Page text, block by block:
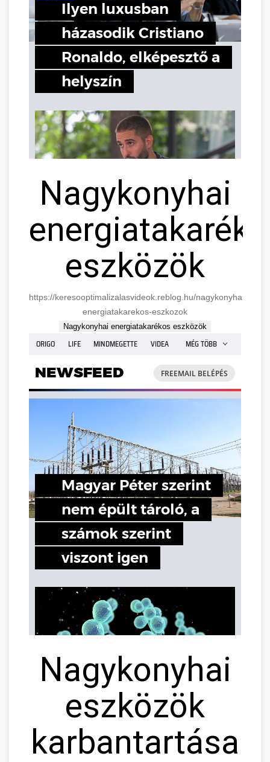
Nagykonyhai
eszközök
https://keresooptimalizalasvideok.reblog.hu/nagykonyhai-
energiatakarekos-eszkozok
Nagykonyhai energiatakarékos eszközök
Nagykonyhai
eszközök
karbantartása